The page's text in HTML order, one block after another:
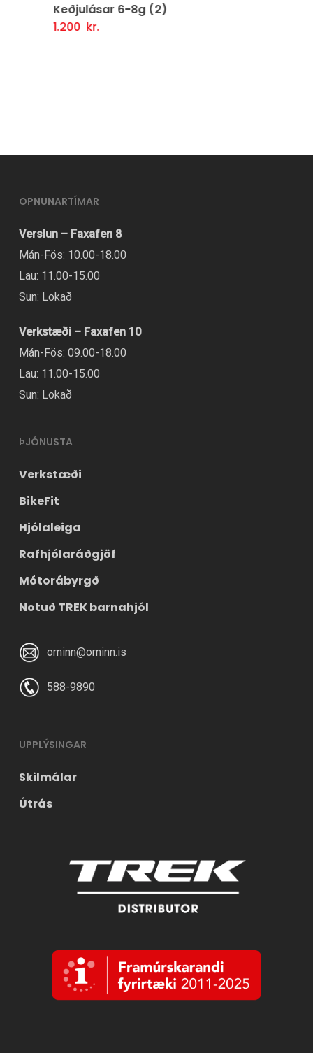
Keðjulásar 6-8g (2)
1.200kr.
Setja Í Körfu
OPNUNARTÍMAR
Verslun – Faxafen 8
Mán-Fös: 10.00-18.00
Lau: 11.00-15.00
Sun: Lokað
Verkstæði – Faxafen 10
Mán-Fös: 09.00-18.00
Lau: 11.00-15.00
Sun: Lokað
ÞJÓNUSTA
Verkstæði
BikeFit
Hjólaleiga
Rafhjólaráðgjöf
Mótorábyrgð
Notuð TREK barnahjól
orninn@orninn.is
588-9890
UPPLÝSINGAR
Skilmálar
Útrás